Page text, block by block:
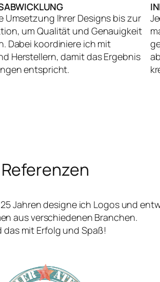
Umsetzung Ihrer Designs bis zur
um Qualität und Genauigkeit
Dabei koordiniere ich mit
Herstellern, damit das Ergebnis
entspricht.
Referenzen
Jahren designe ich Logos und
aus verschiedenen Branchen.
das mit Erfolg und Spaß!